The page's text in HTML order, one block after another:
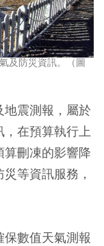
及防災資訊。（圖
震測報，屬於
在預算執行上
刪凍的影響降
等資訊服務，
數值天氣測報